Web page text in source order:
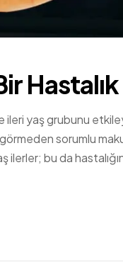
Hastalık
ileri yaş grubunu
sorumlu
ilerler; bu da